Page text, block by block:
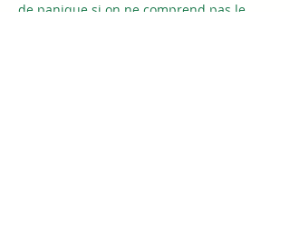
de panique si on ne comprend pas le